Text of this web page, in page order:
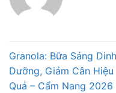
Granola: Bữa Sáng Dinh
Dưỡng, Giảm Cân Hiệu
Quả – Cẩm Nang 2026